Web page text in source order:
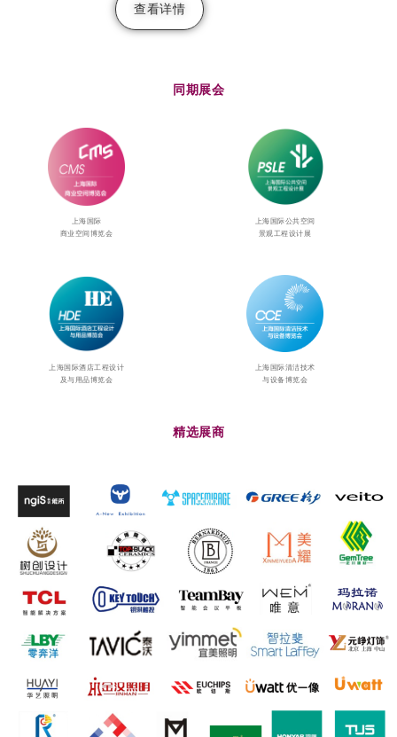
查看详情
同期展会
上海国际
商业空间博览会
上海国际公共空间
景观工程设计展
上海国际酒店工程设计
及与用品博览会
上海国际清洁技术
与设备博览会
精选展商